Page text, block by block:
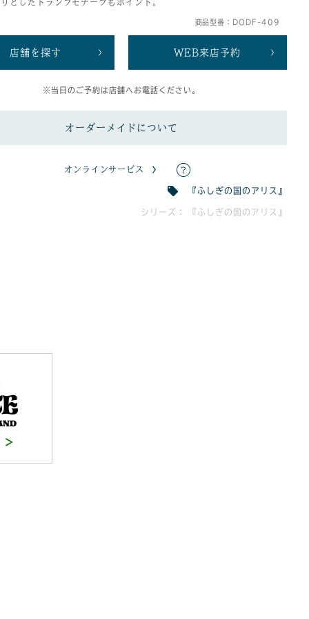
としたトランプモチーフもポイント。
商品型番：DODF-409
店舗を探す WEB来店予約
※当日のご予約は店舗へお電話ください。
オーダーメイドについて
オンラインサービス
『ふしぎの国のアリス』
シリーズ： 『ふしぎの国のアリス』